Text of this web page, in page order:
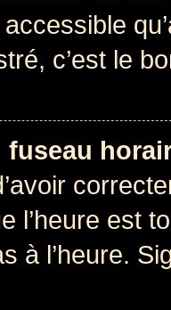
accessible
c’est le
fuseau
l’heure est
à l’heure.